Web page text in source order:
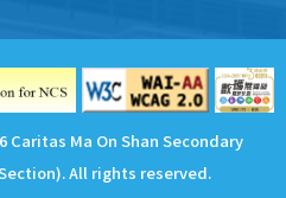
Caritas Ma On Shan Secondary
All rights reserved.